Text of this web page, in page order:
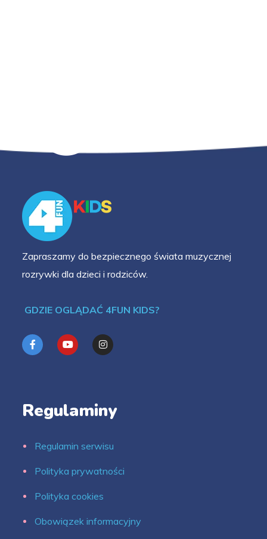
Zapraszamy do bezpiecznego świata muzycznej
rozrywki dla dzieci i rodziców.
GDZIE OGLĄDAĆ 4FUN KIDS?
Regulaminy
Regulamin serwisu
Polityka prywatności
Polityka cookies
Obowiązek informacyjny